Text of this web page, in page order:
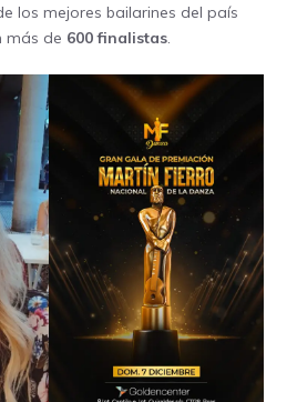
los mejores bailarines del país
más de 600 finalistas.